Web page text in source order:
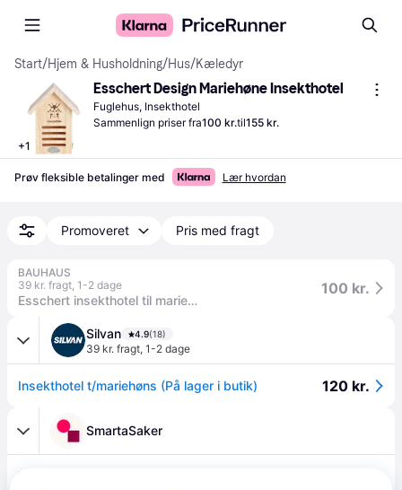
Start/Hjem & Husholdning/Hus/Kæledyr
+1
Esschert Design Mariehøne Insekthotel
Fuglehus, Insekthotel
Sammenlign priser fra100 kr.til155 kr.
Prøv fleksible betalinger med Lær hvordan
Promoveret Pris med fragt
BAUHAUS
39 kr. fragt, 1-2 dage
Esschert insekthotel til mariehøner naturtræ 23 cm
100 kr.
Silvan 4.9(18)
39 kr. fragt, 1-2 dage
Insekthotel t/mariehøns (På lager i butik) 120 kr.
SmartaSaker
Hus til mariehøns